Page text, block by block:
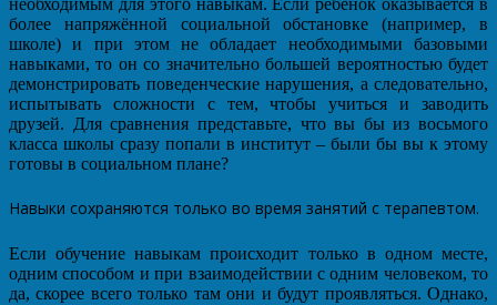
более напряжённой социальной обстановке (например, в
школе) и при этом не обладает необходимыми базовыми
навыками, то он со значительно большей вероятностью будет
демонстрировать поведенческие нарушения, а следовательно,
испытывать сложности с тем, чтобы учиться и заводить
друзей. Для сравнения представьте, что вы бы из восьмого
класса школы сразу попали в институт – были бы вы к этому
готовы в социальном плане?
Навыки сохраняются только во время занятий с терапевтом.
Если обучение навыкам происходит только в одном месте,
одним способом и при взаимодействии с одним человеком, то
да, скорее всего только там они и будут проявляться. Однако,